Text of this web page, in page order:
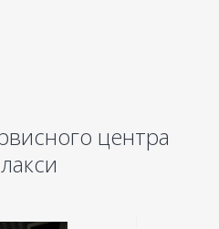
центра